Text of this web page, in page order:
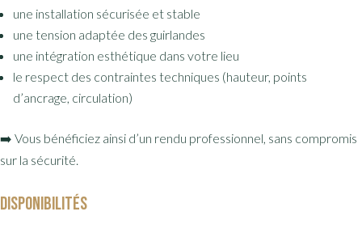
une installation sécurisée et stable
une tension adaptée des guirlandes
une intégration esthétique dans votre lieu
le respect des contraintes techniques (hauteur, points
d’ancrage, circulation)
➡️ Vous bénéficiez ainsi d’un rendu professionnel, sans compromis
sur la sécurité.
Disponibilités